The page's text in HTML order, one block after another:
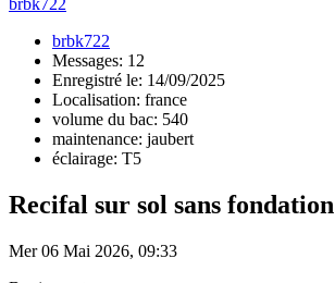
brbk722
brbk722
Messages: 12
Enregistré le: 14/09/2025
Localisation: france
volume du bac: 540
maintenance: jaubert
éclairage: T5
Recifal sur sol sans fondation
Mer 06 Mai 2026, 09:33